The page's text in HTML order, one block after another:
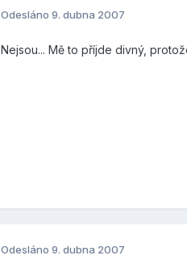
Odesláno 9. dubna 2007
Nejsou... Mě to příjde divný,
Odesláno 9. dubna 2007